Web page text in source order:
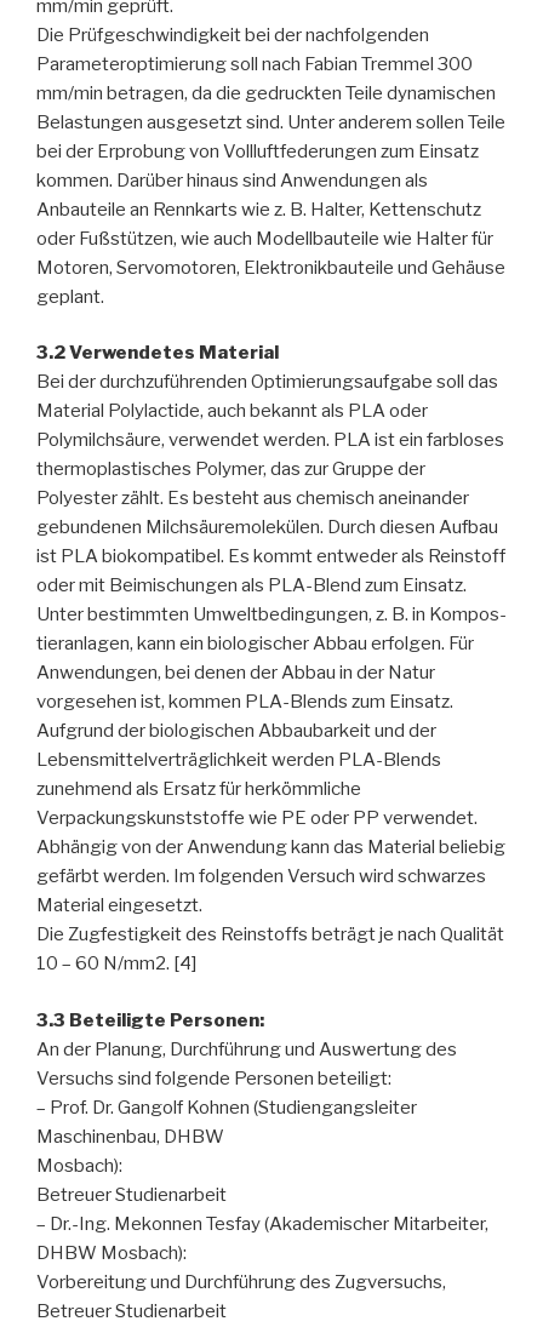
mm/min geprüft.
Die Prüfgeschwindigkeit bei der nachfolgenden
Parameteroptimierung soll nach Fabian Tremmel 300
mm/min betragen, da die gedruckten Teile dynamischen
Belastungen ausgesetzt sind. Unter anderem sollen Teile
bei der Erprobung von Vollluftfederungen zum Einsatz
kommen. Darüber hinaus sind Anwendungen als
Anbauteile an Rennkarts wie z. B. Halter, Kettenschutz
oder Fußstützen, wie auch Modellbauteile wie Halter für
Motoren, Servomotoren, Elektronikbauteile und Gehäuse
geplant.
3.2 Verwendetes Material
Bei der durchzuführenden Optimierungsaufgabe soll das
Material Polylactide, auch bekannt als PLA oder
Polymilchsäure, verwendet werden. PLA ist ein farbloses
thermoplastisches Polymer, das zur Gruppe der
Polyester zählt. Es besteht aus chemisch aneinander
gebundenen Milchsäuremolekülen. Durch diesen Aufbau
ist PLA biokompatibel. Es kommt entweder als Reinstoff
oder mit Beimischungen als PLA-Blend zum Einsatz.
Unter bestimmten Umweltbedingungen, z. B. in Kompos-
tieranlagen, kann ein biologischer Abbau erfolgen. Für
Anwendungen, bei denen der Abbau in der Natur
vorgesehen ist, kommen PLA-Blends zum Einsatz.
Aufgrund der biologischen Abbaubarkeit und der
Lebensmittelverträglichkeit werden PLA-Blends
zunehmend als Ersatz für herkömmliche
Verpackungskunststoffe wie PE oder PP verwendet.
Abhängig von der Anwendung kann das Material beliebig
gefärbt werden. Im folgenden Versuch wird schwarzes
Material eingesetzt.
Die Zugfestigkeit des Reinstoffs beträgt je nach Qualität
10 – 60 N/mm2. [4]
3.3 Beteiligte Personen:
An der Planung, Durchführung und Auswertung des
Versuchs sind folgende Personen beteiligt:
– Prof. Dr. Gangolf Kohnen (Studiengangsleiter
Maschinenbau, DHBW
Mosbach):
Betreuer Studienarbeit
– Dr.-Ing. Mekonnen Tesfay (Akademischer Mitarbeiter,
DHBW Mosbach):
Vorbereitung und Durchführung des Zugversuchs,
Betreuer Studienarbeit